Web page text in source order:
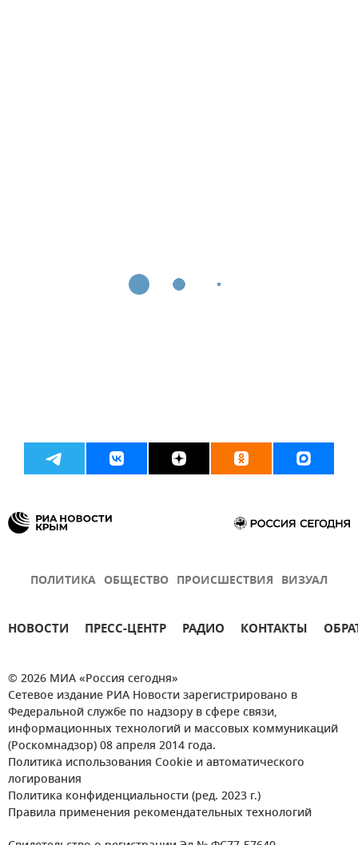
ПОЛИТИКА ОБЩЕСТВО ПРОИСШЕСТВИЯ ВИЗУАЛ
НОВОСТИ ПРЕСС-ЦЕНТР РАДИО КОНТАКТЫ
© 2026 МИА «Россия сегодня»
Сетевое издание РИА Новости зарегистрировано в
Федеральной службе по надзору в сфере связи,
информационных технологий и массовых коммуникаций
(Роскомнадзор) 08 апреля 2014 года.
Политика использования Cookie и автоматического
логирования
Политика конфиденциальности (ред. 2023 г.)
Правила применения рекомендательных технологий